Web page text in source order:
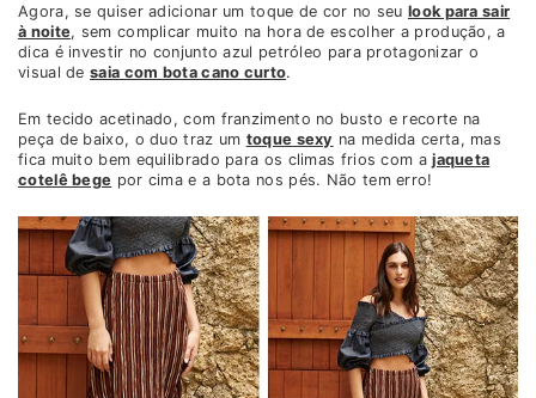
Agora, se quiser adicionar um toque de cor no seu look para sair
à noite, sem complicar muito na hora de escolher a produção, a
dica é investir no conjunto azul petróleo para protagonizar o
visual de saia com bota cano curto.
Em tecido acetinado, com franzimento no busto e recorte na
peça de baixo, o duo traz um toque sexy na medida certa, mas
fica muito bem equilibrado para os climas frios com ajaqueta
cotelê bege por cima e a bota nos pés. Não tem erro!